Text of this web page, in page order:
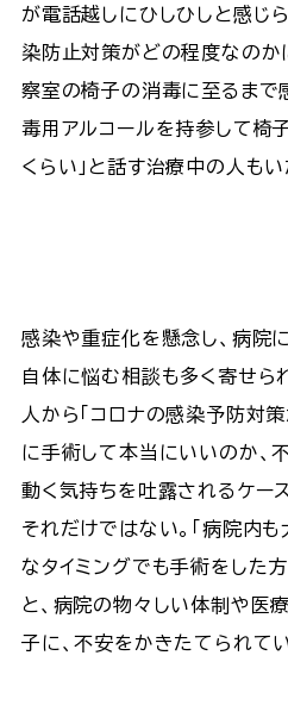
が電話越しにひしひしと感じ
染防止対策がどの程度なのか
察室の椅子の消毒に至るまで
毒用アルコールを持参して椅
くらい」と話す治療中の人もい
感染や重症化を懸念し、病院
自体に悩む相談も多く寄せら
人から「コロナの感染予防対
に手術して本当にいいのか、
動く気持ちを吐露されるケー
それだけではない。「病院内
なタイミングでも手術をした
と、病院の物々しい体制や医
子に、不安をかきたてられて